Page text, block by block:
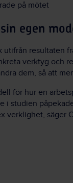
på mötet
egen
utifrån resultaten
verktyg och
dem, så att
för hur en
i studien
verklighet, säger